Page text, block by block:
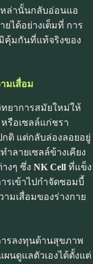
หล่านั้นกลับอ่อนแอ
ยได้อย่างเต็มที่ การ
คุ้มกันที่แท้จริงของ
มเสื่อม
ทยาการสมัยใหม่ให้
หรือเซลล์แก่ชรา
กติ แต่กลับล่องลอยอยู่
ำลายเซลล์ข้างเคียง
งๆ ซึ่ง NK Cell ที่แข็ง
รเข้าไปกำจัดซอมบี้
มเสื่อมของร่างกาย
ารลงทุนด้านสุขภาพ
ผนดูแลตัวเองได้ตั้งแต่